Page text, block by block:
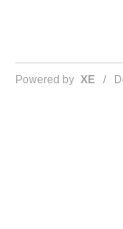
Powered by XE/